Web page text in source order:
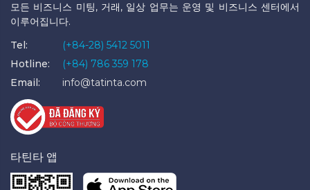
모든 비즈니스 미팅, 거래, 일상 업무는 운영 및 비즈니스 센터에서
이루어집니다.
Tel:
(+84-28) 5412 5011
Hotline:
(+84) 786 359 178
Email:
info@tatinta.com
타틴타 앱